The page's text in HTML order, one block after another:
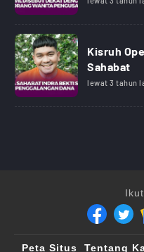
Kisruh
Sahabat
lewat 3 tahun
Peta Situs Tentang